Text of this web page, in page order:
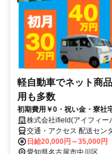
軽自動車でネット商
用も多数
初期費用￥0・祝い金・寮社
株式会社ifield(アイフィ
交通・アクセス 配送セン
区、緑区、中区など 勤務
い！
日給20,000円～35,000円
愛知県名古屋市中川区